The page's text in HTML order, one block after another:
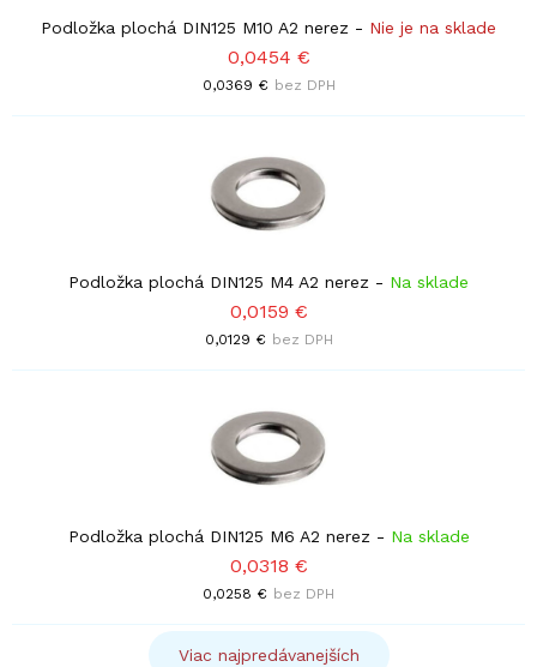
Podložka plochá DIN125 M10 A2 nerez - Nie je na sklade
0,0454 €
0,0369 € bez DPH
Podložka plochá DIN125 M4 A2 nerez - Na sklade
0,0159 €
0,0129 € bez DPH
Podložka plochá DIN125 M6 A2 nerez - Na sklade
0,0318 €
0,0258 € bez DPH
Viac najpredávanejších